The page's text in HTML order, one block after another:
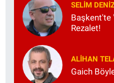
SELIM
Başkent'te
Rezalet!
ALIHAN
Gaich